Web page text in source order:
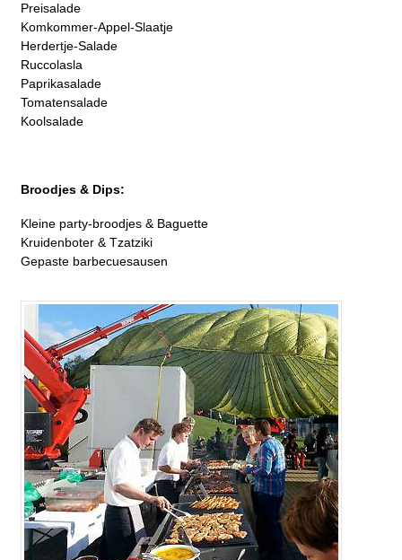
Preisalade
Komkommer-Appel-Slaatje
Herdertje-Salade
Ruccolasla
Paprikasalade
Tomatensalade
Koolsalade
Broodjes & Dips:
Kleine party-broodjes & Baguette
Kruidenboter & Tzatziki
Gepaste barbecuesausen